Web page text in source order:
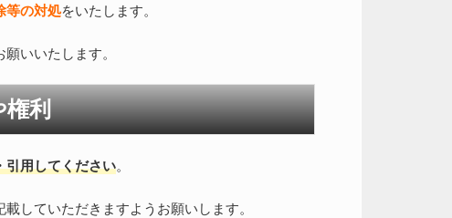
等の対処をいたします。
願いいたします。
権利
引用してください。
していただきますようお願いします。